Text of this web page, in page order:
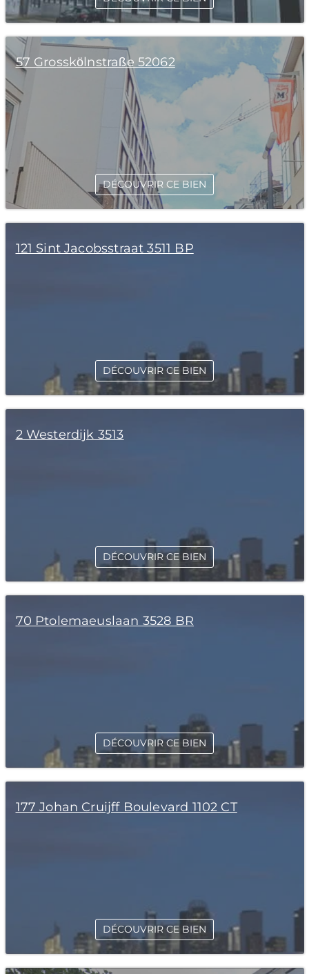
57 Grosskölnstraße 52062
DÉCOUVRIR CE BIEN
121 Sint Jacobsstraat 3511 BP
DÉCOUVRIR CE BIEN
2 Westerdijk 3513
DÉCOUVRIR CE BIEN
70 Ptolemaeuslaan 3528 BR
DÉCOUVRIR CE BIEN
177 Johan Cruijff Boulevard 1102 CT
DÉCOUVRIR CE BIEN